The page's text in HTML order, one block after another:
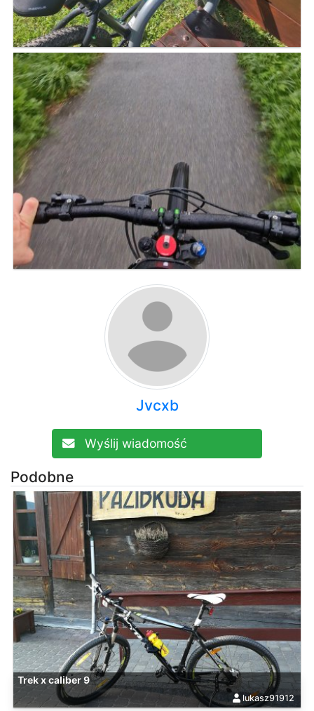
Jvcxb
Wyślij wiadomość
Podobne
Trek x caliber 9
lukasz91912